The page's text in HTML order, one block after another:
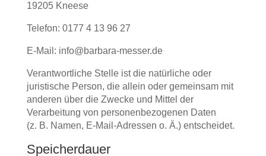
19205 Kneese
Telefon: 0177 4 13 96 27
E-Mail: info@barbara-messer.de
Verantwortliche Stelle ist die natürliche oder
juristische Person, die allein oder gemeinsam mit
anderen über die Zwecke und Mittel der
Verarbeitung von personenbezogenen Daten
(z. B. Namen, E-Mail-Adressen o. Ä.) entscheidet.
Speicherdauer